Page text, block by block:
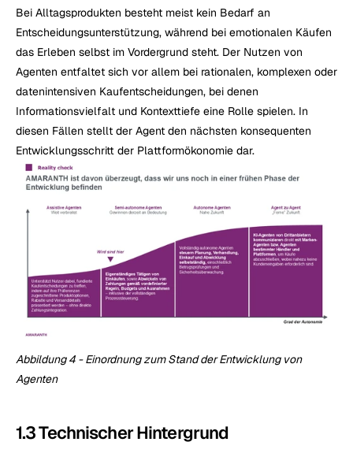
Bei Alltagsprodukten besteht meist kein Bedarf an
Entscheidungsunterstützung, während bei emotionalen Käufen
das Erleben selbst im Vordergrund steht. Der Nutzen von
Agenten entfaltet sich vor allem bei rationalen, komplexen oder
datenintensiven Kaufentscheidungen, bei denen
Informationsvielfalt und Kontexttiefe eine Rolle spielen. In
diesen Fällen stellt der Agent den nächsten konsequenten
Entwicklungsschritt der Plattformökonomie dar.
Abbildung 4 - Einordnung zum Stand der Entwicklung von
Agenten
1.3 Technischer Hintergrund